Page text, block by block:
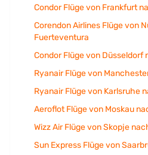
Condor Flüge von Frankfurt
Corendon Airlines Flüge von
Fuerteventura
Condor Flüge von Düsseldorf
Ryanair Flüge von
Ryanair Flüge von Karlsruhe
Aeroflot Flüge von Moskau
Wizz Air Flüge von Skopje
Sun Express Flüge von